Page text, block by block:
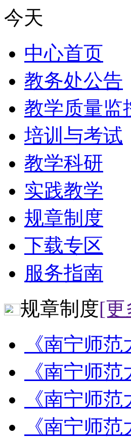
今天
中心首页
教务处公告
教学质量监
培训与考试
教学科研
实践教学
规章制度
下载专区
服务指南
规章制度[更
《南宁师
《南宁师
《南宁师
《南宁师